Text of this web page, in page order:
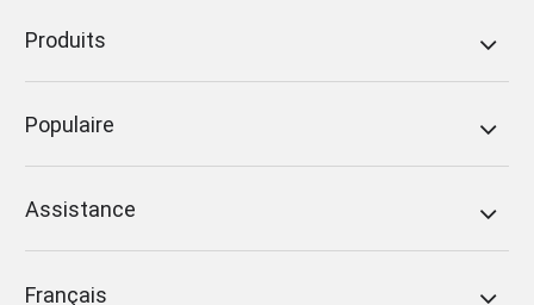
Produits
Populaire
Assistance
Français